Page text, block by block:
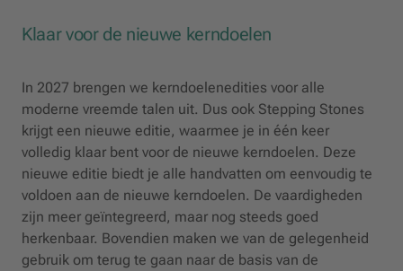
Klaar voor de nieuwe kerndoelen
In 2027 brengen we kerndoelenedities voor alle
moderne vreemde talen uit. Dus ook Stepping Stones
krijgt een nieuwe editie, waarmee je in één keer
volledig klaar bent voor de nieuwe kerndoelen. Deze
nieuwe editie biedt je alle handvatten om eenvoudig te
voldoen aan de nieuwe kerndoelen. De vaardigheden
zijn meer geïntegreerd, maar nog steeds goed
herkenbaar. Bovendien maken we van de gelegenheid
gebruik om terug te gaan naar de basis van de